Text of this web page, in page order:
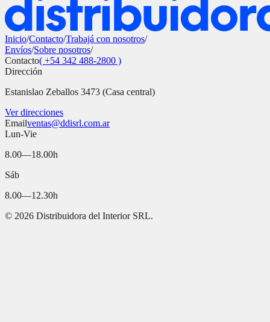
Inicio/Contacto/Trabajá con nosotros/
Envíos/Sobre nosotros/
Contacto( +54 342 488-2800 )
Dirección
Estanislao Zeballos 3473 (Casa central)
Ver direcciones
Emailventas@ddisrl.com.ar
Lun-Vie
8.00—18.00h
Sáb
8.00—12.30h
© 2026 Distribuidora del Interior SRL.